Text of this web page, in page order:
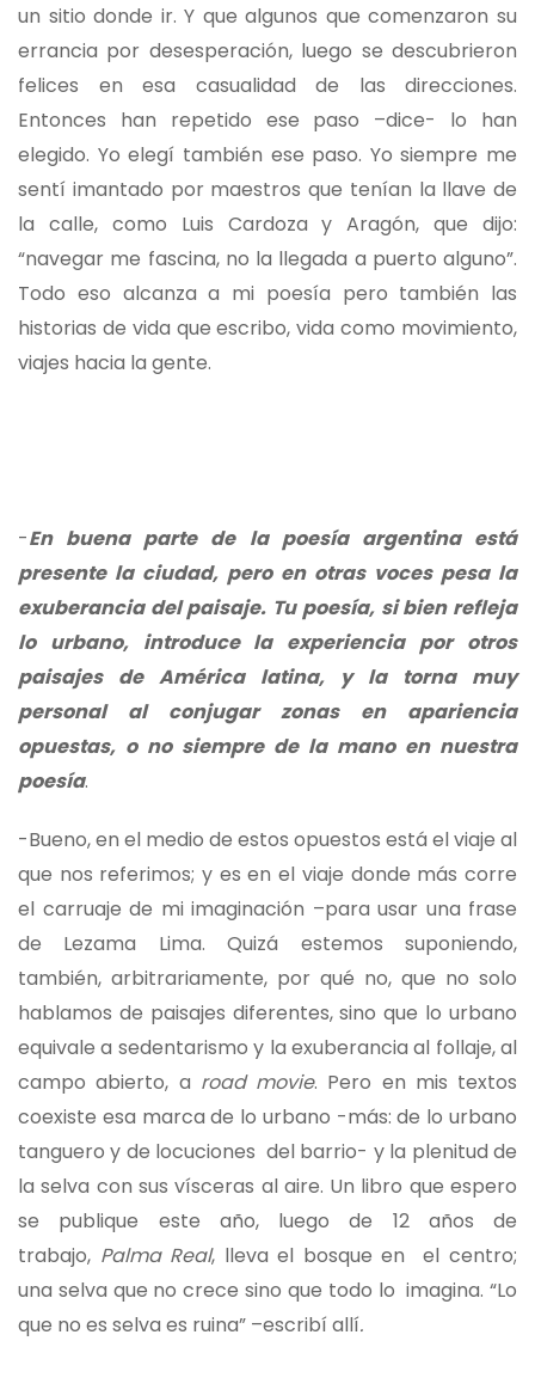
un sitio donde ir. Y que algunos que comenzaron su
errancia por desesperación, luego se descubrieron
felices en esa casualidad de las direcciones.
Entonces han repetido ese paso –dice- lo han
elegido. Yo elegí también ese paso. Yo siempre me
sentí imantado por maestros que tenían la llave de
la calle, como Luis Cardoza y Aragón, que dijo:
“navegar me fascina, no la llegada a puerto alguno”.
Todo eso alcanza a mi poesía pero también las
historias de vida que escribo, vida como movimiento,
viajes hacia la gente.
-En buena parte de la poesía argentina está
presente la ciudad, pero en otras voces pesa la
exuberancia del paisaje. Tu poesía, si bien refleja
lo urbano, introduce la experiencia por otros
paisajes de América latina, y la torna muy
personal al conjugar zonas en apariencia
opuestas, o no siempre de la mano en nuestra
poesía.
-Bueno, en el medio de estos opuestos está el viaje al
que nos referimos; y es en el viaje donde más corre
el carruaje de mi imaginación –para usar una frase
de Lezama Lima. Quizá estemos suponiendo,
también, arbitrariamente, por qué no, que no solo
hablamos de paisajes diferentes, sino que lo urbano
equivale a sedentarismo y la exuberancia al follaje, al
campo abierto, a road movie. Pero en mis textos
coexiste esa marca de lo urbano -más: de lo urbano
tanguero y de locuciones del barrio- y la plenitud de
la selva con sus vísceras al aire. Un libro que espero
se publique este año, luego de 12 años de
trabajo, Palma Real, lleva el bosque en el centro;
una selva que no crece sino que todo lo imagina. “Lo
que no es selva es ruina” –escribí allí.